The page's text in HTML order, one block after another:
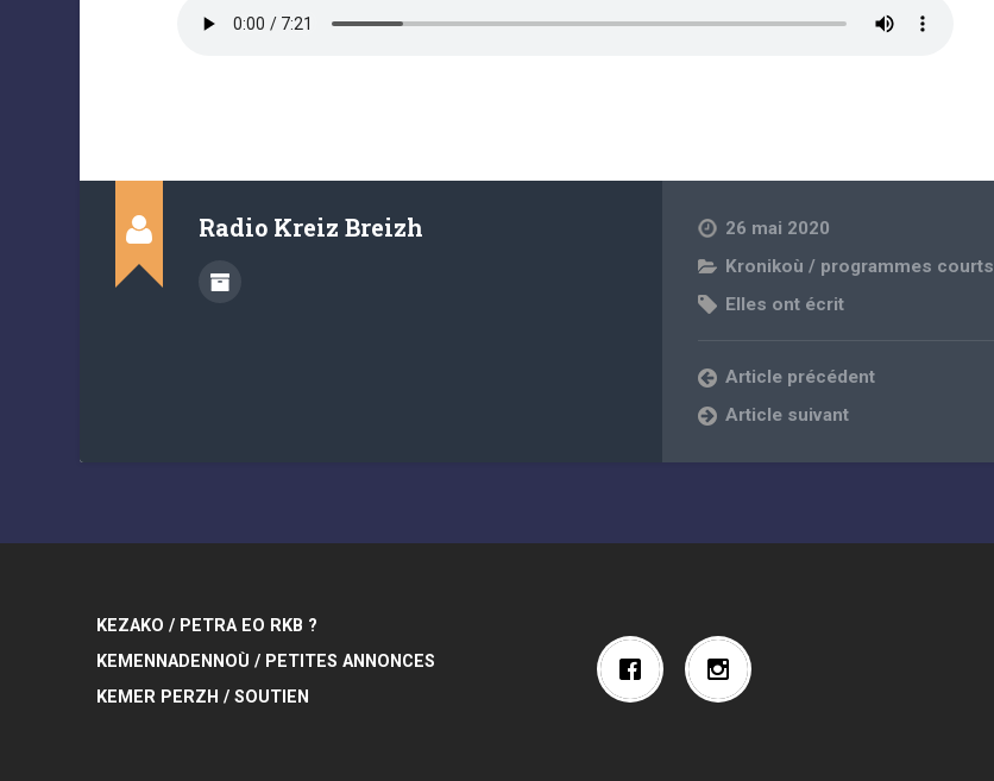
Radio Kreiz Breizh
26 mai 2020
Kronikoù / programmes courts
Elles ont écrit
Article précédent
Article suivant
KEZAKO / PETRA EO RKB ?
KEMENNADENNOÙ / PETITES ANNONCES
KEMER PERZH / SOUTIEN